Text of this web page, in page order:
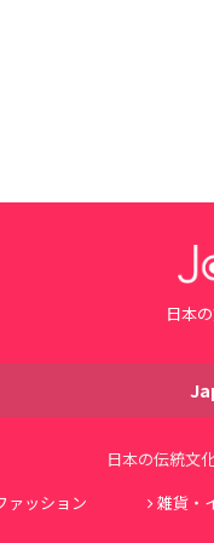
日本
日本の伝統文
ァッション 雑貨・